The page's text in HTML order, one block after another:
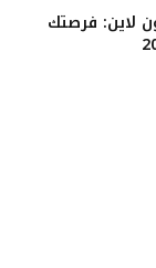
لاين: فرصتك